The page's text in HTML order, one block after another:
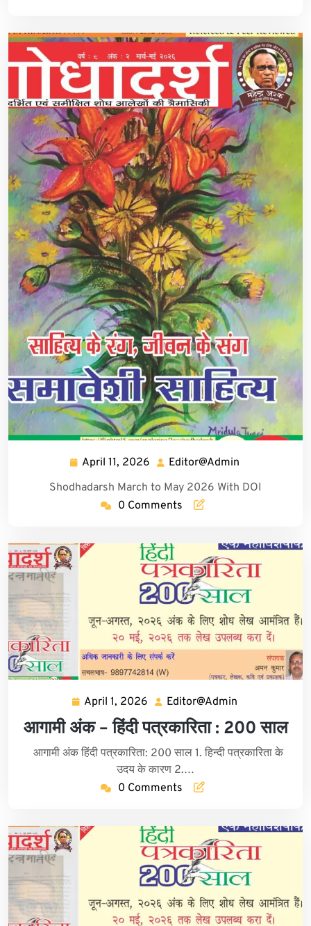
April 11, 2026 April
11,
2026
Editor@Admin
Shodhadarsh March to May 2026 With DOI
0 Comments
April 1, 2026 April
1,
2026
Editor@Admin
आगामी अंक – हिंदी पत्रकारिता : 200 साल
आगामी अंक हिंदी पत्रकारिता: 200 साल 1. हिन्दी पत्रकारिता के
उदय के कारण 2.…
0 Comments